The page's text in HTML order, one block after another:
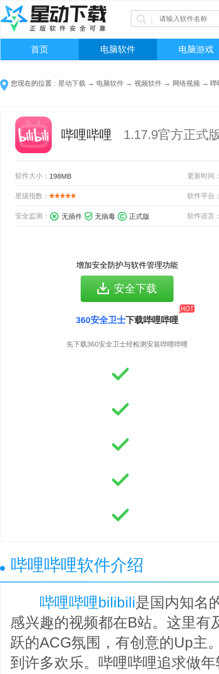
首页 电脑软件 电脑游戏
您现在的位置 : 星动下载 → 电脑软件 → 视频软件 → 网络视频 → 哔
哔哩哔哩 1.17.9官方正式
软件大小： 198MB 更新时间
星级指数： 软件平台
安全监测： 无插件 无病毒 正式版 软件语言
增加安全防护与软件管理功能
安全下载
360安全卫士下载哔哩哔哩
先下载360安全卫士经检测安装哔哩哔哩
哔哩哔哩软件介绍
哔哩哔哩bilibili是国内知名
感兴趣的视频都在B站。这里有
跃的ACG氛围，有创意的Up主
到许多欢乐。哔哩哔哩追求做